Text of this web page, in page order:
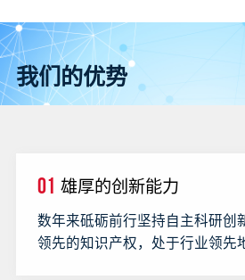
我们的优势
01 雄厚的创新能力
数年来砥砺前行坚持自主科研创
领先的知识产权，处于行业领先